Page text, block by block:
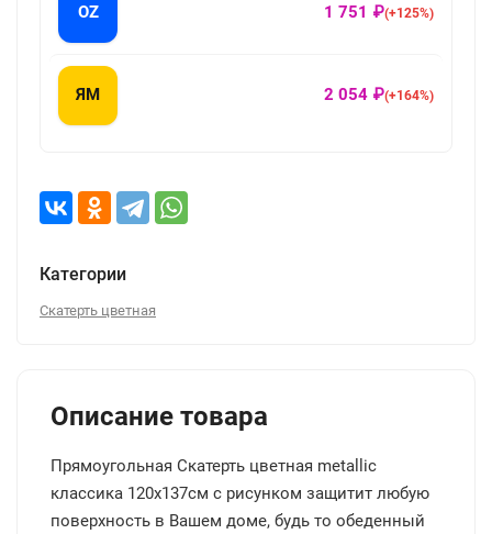
OZ 1 751 ₽(+125%)
ЯМ 2 054 ₽(+164%)
Категории
Скатерть цветная
Описание товара
Прямоугольная Скатерть цветная metallic
классика 120x137см с рисунком защитит любую
поверхность в Вашем доме, будь то обеденный